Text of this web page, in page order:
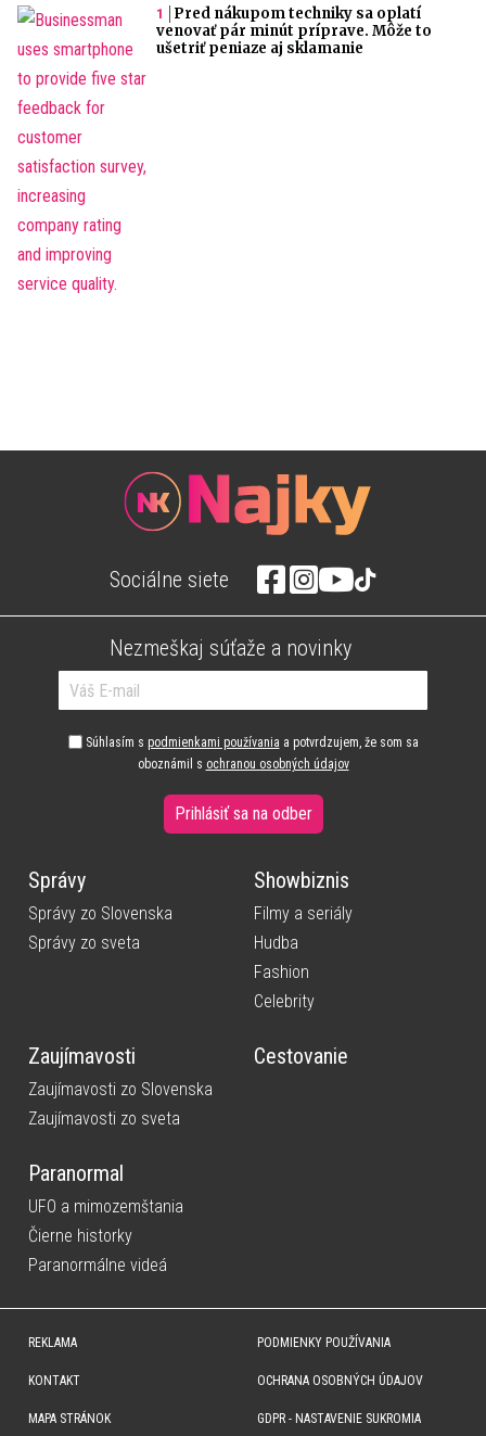
Pred nákupom techniky sa oplatí
venovať pár minút príprave. Môže to
ušetriť peniaze aj sklamanie
Sociálne siete
Nezmeškaj súťaže a novinky
Súhlasím s podmienkami používania a potvrdzujem, že som sa
oboznámil s ochranou osobných údajov
Prihlásiť sa na odber
Správy
Správy zo Slovenska
Správy zo sveta
Showbiznis
Filmy a seriály
Hudba
Fashion
Celebrity
Zaujímavosti
Zaujímavosti zo Slovenska
Zaujímavosti zo sveta
Cestovanie
Paranormal
UFO a mimozemštania
Čierne historky
Paranormálne videá
REKLAMA
KONTAKT
MAPA STRÁNOK
PODMIENKY POUŽÍVANIA
OCHRANA OSOBNÝCH ÚDAJOV
GDPR - NASTAVENIE SUKROMIA